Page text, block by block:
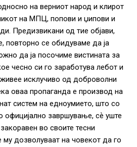
на верниот народ и клирот
на МПЦ, попови и џипови и
Предизвикани од тие објави,
повторно се обидуваме да ја
да ја посочиме вистината за
чесно си го заработува лебот и
исклучиво од доброволни
оваа пропаганда е производ на
систем на едноумието, што со
официјално завршување, сѐ уште
во своите тесни
му дозволуваат на човекот да го